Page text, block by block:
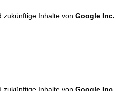
zukünftige Inhalte von Google Inc.